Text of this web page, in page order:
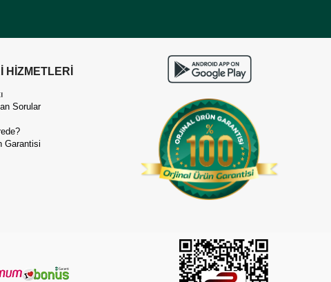
HİZMETLERİ
Sorular
Garantisi